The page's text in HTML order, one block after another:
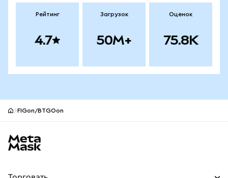
Рейтинг
4.7
Загрузок
50M+
Оценок
75.8K
FIGon/BTGOon